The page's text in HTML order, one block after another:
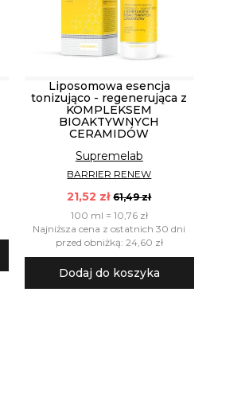
Liposomowa esencja
tonizująco - regenerująca z
KOMPLEKSEM
BIOAKTYWNYCH
CERAMIDÓW
Supremelab
BARRIER RENEW
21,52 zł 61,49 zł
100 ml = 10,76 zł
Najniższa cena z ostatnich 30 dni
przed obniżką: 24,60 zł
Dodaj do koszyka